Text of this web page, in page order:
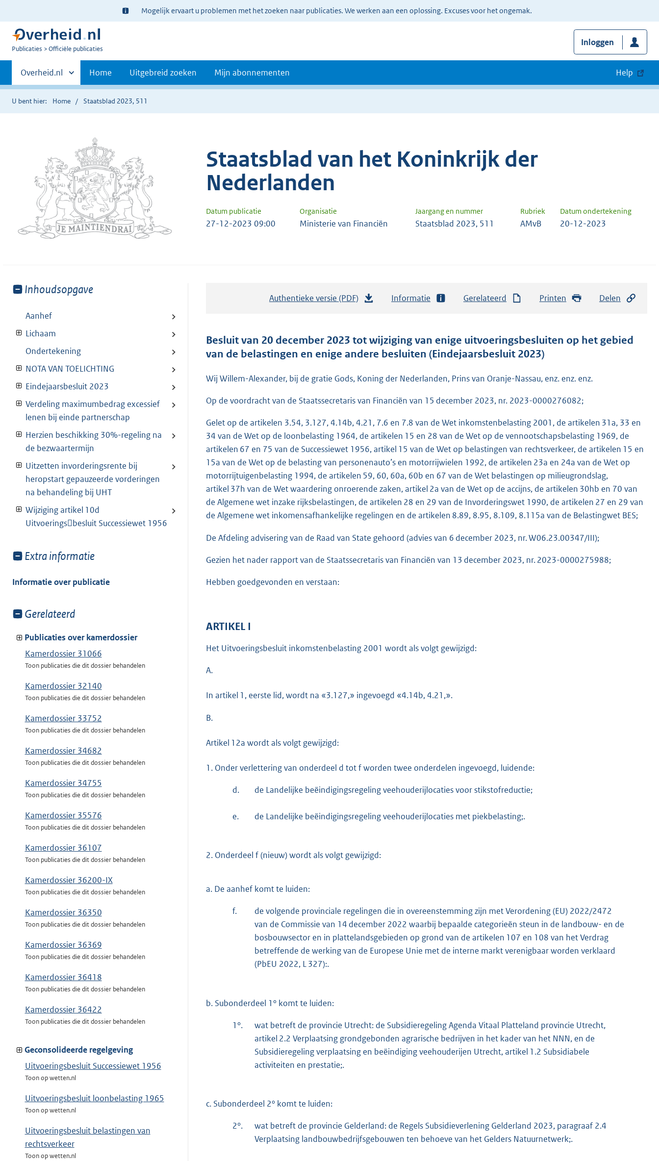
Ter
informatie:
Mogelijk ervaart u problemen met het zoeken naar publicaties. We werken aan een oplossing. Excuses voor het ongemak.
U
Publicaties Officiële publicaties
Inloggen
Primaire
navigatie
Andere
sites
binnen
Overheid.nl Home Uitgebreid zoeken Mijn abonnementen Help
U bent hier: Home Staatsblad 2023, 511
Staatsblad van het Koninkrijk der
Nederlanden
Datum publicatie Organisatie Jaargang en nummer Rubriek Datum ondertekening
27-12-2023 09:00 Ministerie van Financiën Staatsblad 2023, 511 AMvB 20-12-2023
Toon
van:
Inhoudsopgave
Aanhef
Lichaam
Ondertekening
NOTA VAN TOELICHTING
Eindejaarsbesluit 2023
Verdeling maximumbedrag excessief
lenen bij einde partnerschap
Herzien beschikking 30%-regeling na
de bezwaartermijn
Uitzetten invorderingsrente bij
heropstart gepauzeerde vorderingen
na behandeling bij UHT
Wijziging artikel 10d
Uitvoeringsbesluit Successiewet 1956
Toon
van:
Extra informatie
Informatie over publicatie
Toon
van:
Gerelateerd
Publicaties over kamerdossier
Kamerdossier 31066
Toon publicaties die dit dossier behandelen
Kamerdossier 32140
Toon publicaties die dit dossier behandelen
Kamerdossier 33752
Toon publicaties die dit dossier behandelen
Kamerdossier 34682
Toon publicaties die dit dossier behandelen
Kamerdossier 34755
Toon publicaties die dit dossier behandelen
Kamerdossier 35576
Toon publicaties die dit dossier behandelen
Kamerdossier 36107
Toon publicaties die dit dossier behandelen
Kamerdossier 36200-IX
Toon publicaties die dit dossier behandelen
Kamerdossier 36350
Toon publicaties die dit dossier behandelen
Kamerdossier 36369
Toon publicaties die dit dossier behandelen
Kamerdossier 36418
Toon publicaties die dit dossier behandelen
Kamerdossier 36422
Toon publicaties die dit dossier behandelen
Geconsolideerde regelgeving
Uitvoeringsbesluit Successiewet 1956
Toon op wetten.nl
Uitvoeringsbesluit loonbelasting 1965
Toon op wetten.nl
Uitvoeringsbesluit belastingen van
rechtsverkeer
Toon op wetten.nl
Authentieke versie (PDF)
t
a
d
g
r
o
o
0
1
K
Informatie Gerelateerd Printen Delen
Besluit van 20 december 2023 tot wijziging van enige uitvoeringsbesluiten op het gebied
van de belastingen en enige andere besluiten (Eindejaarsbesluit 2023)
Wij Willem-Alexander, bij de gratie Gods, Koning der Nederlanden, Prins van Oranje-Nassau, enz. enz. enz.
Op de voordracht van de Staatssecretaris van Financiën van 15 december 2023, nr. 2023-0000276082;
Gelet op de artikelen 3.54, 3.127, 4.14b, 4.21, 7.6 en 7.8 van de Wet inkomstenbelasting 2001, de artikelen 31a, 33 en
34 van de Wet op de loonbelasting 1964, de artikelen 15 en 28 van de Wet op de vennootschapsbelasting 1969, de
artikelen 67 en 75 van de Successiewet 1956, artikel 15 van de Wet op belastingen van rechtsverkeer, de artikelen 15 en
15a van de Wet op de belasting van personenauto’s en motorrijwielen 1992, de artikelen 23a en 24a van de Wet op
motorrijtuigenbelasting 1994, de artikelen 59, 60, 60a, 60b en 67 van de Wet belastingen op milieugrondslag,
artikel 37h van de Wet waardering onroerende zaken, artikel 2a van de Wet op de accijns, de artikelen 30hb en 70 van
de Algemene wet inzake rijksbelastingen, de artikelen 28 en 29 van de Invorderingswet 1990, de artikelen 27 en 29 van
de Algemene wet inkomensafhankelijke regelingen en de artikelen 8.89, 8.95, 8.109, 8.115a van de Belastingwet BES;
De Afdeling advisering van de Raad van State gehoord (advies van 6 december 2023, nr. W06.23.00347/III);
Gezien het nader rapport van de Staatssecretaris van Financiën van 13 december 2023, nr. 2023-0000275988;
Hebben goedgevonden en verstaan:
ARTIKEL I
Het Uitvoeringsbesluit inkomstenbelasting 2001 wordt als volgt gewijzigd:
A.
In artikel 1, eerste lid, wordt na «3.127,» ingevoegd «4.14b, 4.21,».
B.
Artikel 12a wordt als volgt gewijzigd:
1. Onder verlettering van onderdeel d tot f worden twee onderdelen ingevoegd, luidende:
d. de Landelijke beëindigingsregeling veehouderijlocaties voor stikstofreductie;
e. de Landelijke beëindigingsregeling veehouderijlocaties met piekbelasting;.
2. Onderdeel f (nieuw) wordt als volgt gewijzigd:
a. De aanhef komt te luiden:
f.
de volgende provinciale regelingen die in overeenstemming zijn met Verordening (EU) 2022/2472
van de Commissie van 14 december 2022 waarbij bepaalde categorieën steun in de landbouw- en de
bosbouwsector en in plattelandsgebieden op grond van de artikelen 107 en 108 van het Verdrag
betreffende de werking van de Europese Unie met de interne markt verenigbaar worden verklaard
(PbEU 2022, L 327):.
b. Subonderdeel 1° komt te luiden:
1°.
wat betreft de provincie Utrecht: de Subsidieregeling Agenda Vitaal Platteland provincie Utrecht,
artikel 2.2 Verplaatsing grondgebonden agrarische bedrijven in het kader van het NNN, en de
Subsidieregeling verplaatsing en beëindiging veehouderijen Utrecht, artikel 1.2 Subsidiabele
activiteiten en prestatie;.
c. Subonderdeel 2° komt te luiden:
2°.
wat betreft de provincie Gelderland: de Regels Subsidieverlening Gelderland 2023, paragraaf 2.4
Verplaatsing landbouwbedrijfsgebouwen ten behoeve van het Gelders Natuurnetwerk;.